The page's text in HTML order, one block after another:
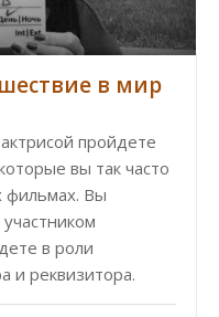
в мир
пройдете
вы так часто
фильмах. Вы
в роли
и реквизитора.